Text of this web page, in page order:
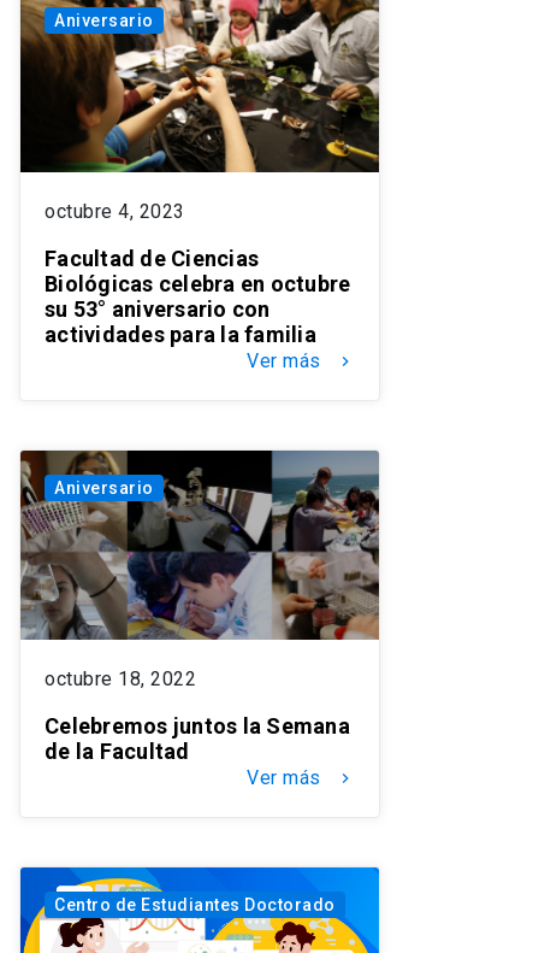
Aniversario
octubre 4, 2023
Facultad de Ciencias
Biológicas celebra en octubre
su 53° aniversario con
actividades para la familia
Ver más keyboard_arrow_right
Aniversario
octubre 18, 2022
Celebremos juntos la Semana
de la Facultad
Ver más keyboard_arrow_right
Centro de Estudiantes Doctorado